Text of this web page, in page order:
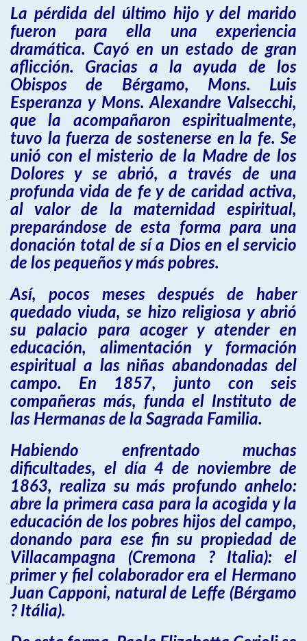
La pérdida del último hijo y del marido
fueron para ella una experiencia
dramática. Cayó en un estado de gran
aflicción. Gracias a la ayuda de los
Obispos de Bérgamo, Mons. Luis
Esperanza y Mons. Alexandre Valsecchi,
que la acompañaron espiritualmente,
tuvo la fuerza de sostenerse en la fe. Se
unió con el misterio de la Madre de los
Dolores y se abrió, a través de una
profunda vida de fe y de caridad activa,
al valor de la maternidad espiritual,
preparándose de esta forma para una
donación total de sí a Dios en el servicio
de los pequeños y más pobres.
Así, pocos meses después de haber
quedado viuda, se hizo religiosa y abrió
su palacio para acoger y atender en
educación, alimentación y formación
espiritual a las niñas abandonadas del
campo. En 1857, junto con seis
compañeras más, funda el Instituto de
las Hermanas de la Sagrada Familia.
Habiendo enfrentado muchas
dificultades, el día 4 de noviembre de
1863, realiza su más profundo anhelo:
abre la primera casa para la acogida y la
educación de los pobres hijos del campo,
donando para ese fin su propiedad de
Villacampagna (Cremona ? Italia): el
primer y fiel colaborador era el Hermano
Juan Capponi, natural de Leffe (Bérgamo
? Itália).